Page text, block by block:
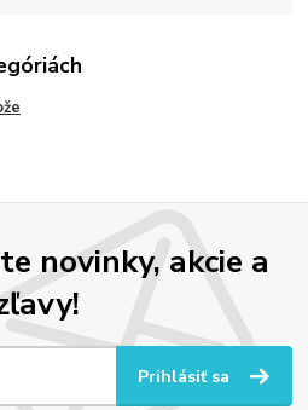
novinky, akcie a
Prihlásiť sa